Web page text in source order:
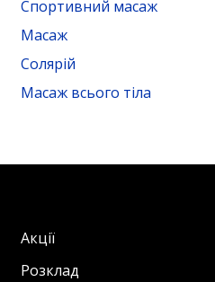
Спортивний масаж
Масаж
Солярій
Масаж всього тіла
Акції
Розклад